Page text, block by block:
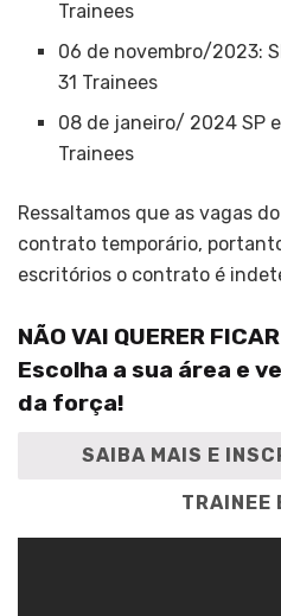
Trainees
06 de novembro/2023:
31 Trainees
08 de janeiro/ 2024 SP
Trainees
Ressaltamos que as vagas
contrato temporário,
escritórios o contrato é
NÃO VAI QUERER
Escolha a sua área e
da força!
SAIBA MAIS E
TRAINEE